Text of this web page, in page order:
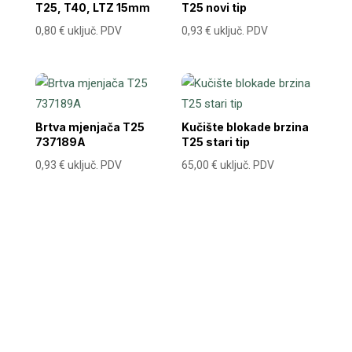
T25, T40, LTZ 15mm
0,80 € uključ. PDV
T25 novi tip
0,93€ uključ. PDV
Brtva mjenjača T25
737189A
0,93 € uključ. PDV
Kučište blokade brzina
T25 stari tip
65,00€ uključ. PDV